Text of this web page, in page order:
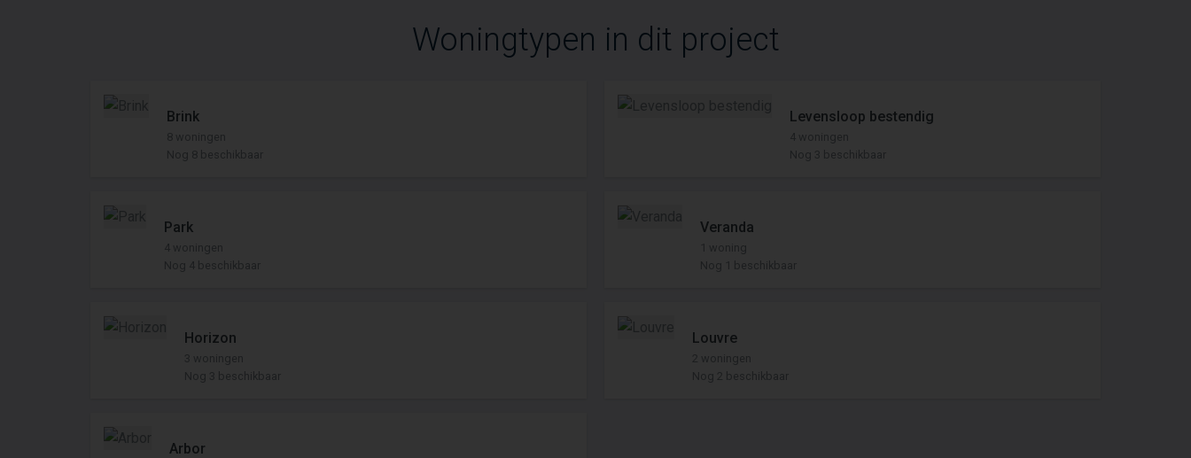
Woningtypen in dit project
Brink
8 woningen
Nog 8 beschikbaar
Levensloop bestendig
4 woningen
Nog 3 beschikbaar
Park
4 woningen
Nog 4 beschikbaar
Veranda
1 woning
Nog 1 beschikbaar
Horizon
3 woningen
Nog 3 beschikbaar
Louvre
2 woningen
Nog 2 beschikbaar
Arbor